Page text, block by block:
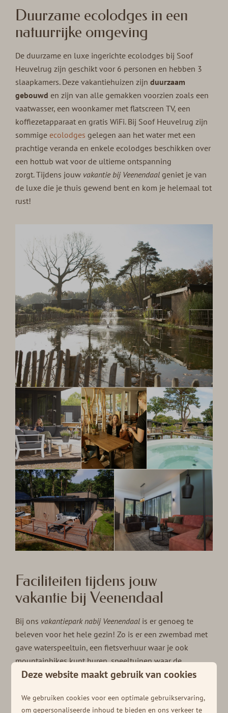
Duurzame ecolodges in een
natuurrijke omgeving
De duurzame en luxe ingerichte ecolodges bij Soof
Heuvelrug zijn geschikt voor 6 personen en hebben 3
slaapkamers. Deze vakantiehuizen zijnduurzaam
gebouwd en zijn van alle gemakken voorzien zoals een
vaatwasser, een woonkamer met flatscreen TV, een
koffiezetapparaat en gratis WiFi. Bij Soof Heuvelrug zijn
sommige ecolodges gelegen aan het water met een
prachtige veranda en enkele ecolodges beschikken over
een hottub wat voor de ultieme ontspanning
zorgt. Tijdens jouw vakantie bij Veenendaalgeniet je van
de luxe die je thuis gewend bent en kom je helemaal tot
rust!
Faciliteiten tijdens jouw
vakantie bij Veenendaal
Bij ons vakantiepark nabij Veenendaal is er genoeg te
beleven voor het hele gezin! Zo is er een zwembad met
gave waterspeeltuin, een fietsverhuur waar je ook
mountainbikes kunt huren, speeltuinen waar de
kinderen kunnen klimmen en klauteren, een brasserie
een recreatieprogramma in deschoolvakanties. En de
Deze website maakt gebruik van cookies
We gebruiken cookies voor een optimale gebruikservaring,
om gepersonaliseerde inhoud te bieden en ons verkeer te